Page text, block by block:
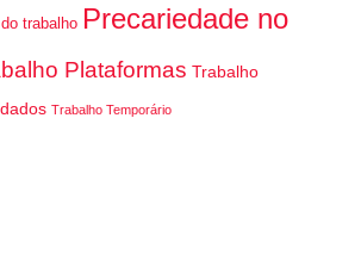
trabalho Precariedade no
Plataformas Trabalho
Trabalho Temporário